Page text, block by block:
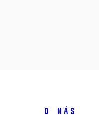
O NÁS